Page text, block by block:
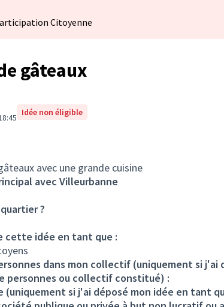
Citoyenne
gâteaux
Idée non éligible
avec une grande cuisine
avec Villeurbanne
?
cette idée en tant que :
dans mon collectif (uniquement si j'ai
personnes ou collectif constitué) :
(uniquement si j'ai déposé mon idée en tant